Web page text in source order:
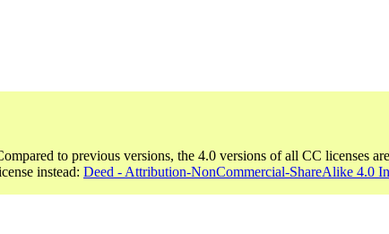
to previous versions, the 4.0 versions of all CC licenses are
instead: Deed - Attribution-NonCommercial-ShareAlike 4.0